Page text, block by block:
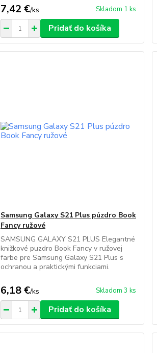
7,42 €/ks Skladom 1 ks
Pridať do košíka
Samsung Galaxy S21 Plus púzdro Book
Fancy ružové
SAMSUNG GALAXY S21 PLUS Elegantné
knižkové puzdro Book Fancy v ružovej
farbe pre Samsung Galaxy S21 Plus s
ochranou a praktickými funkciami.
6,18 €/ks Skladom 3 ks
Pridať do košíka